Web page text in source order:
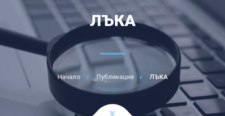
ЛЪКА
Начало Публикации ЛЪКА